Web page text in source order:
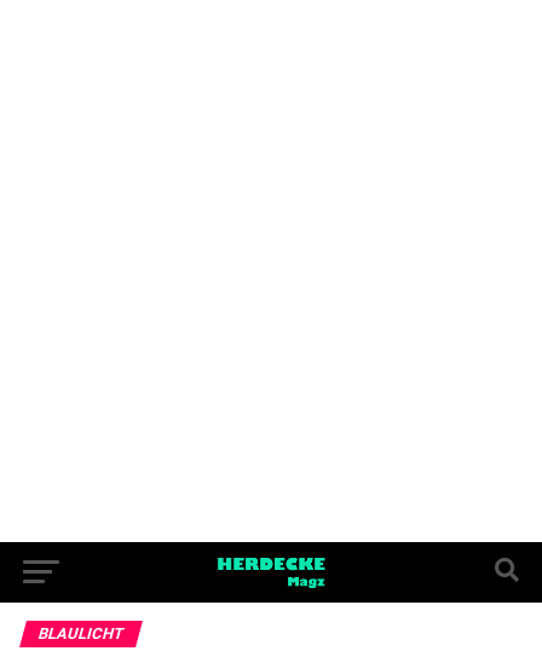
BLAULICHT